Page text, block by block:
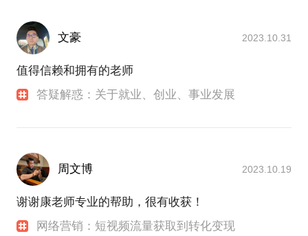
文豪 2023.10.31
值得信赖和拥有的老师
答疑解惑：关于就业、创业、事业发展
周文博 2023.10.19
谢谢康老师专业的帮助，很有收获！
网络营销：短视频流量获取到转化变现